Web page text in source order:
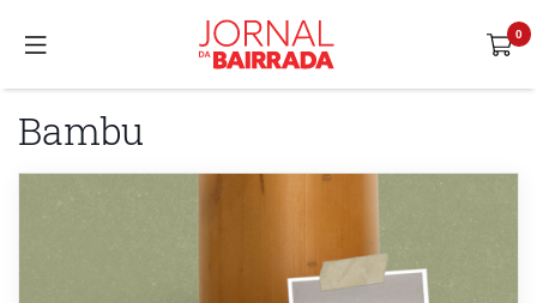
Bambu